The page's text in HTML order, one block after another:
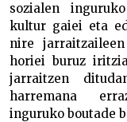
sozialen
kultur gaiei eta
nire
horiei buruz
jarraitzen
harremana
inguruko boutade